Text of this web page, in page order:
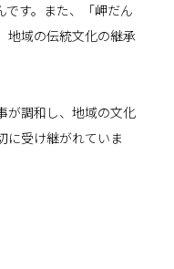
です。また、「岬だん
地域の伝統文化の継承
が調和し、地域の文化
に受け継がれていま